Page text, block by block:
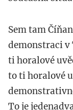
Sem tam
demonstraci
ti horalové
to ti horalové
To je